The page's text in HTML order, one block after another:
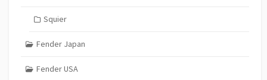
Squier
Fender Japan
Fender USA